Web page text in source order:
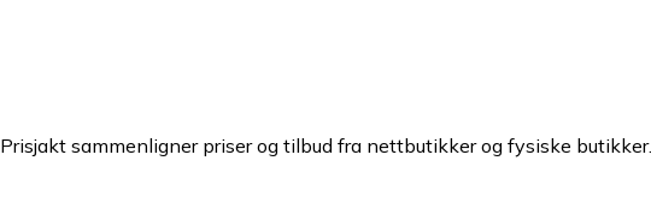
Prisjakt sammenligner priser og tilbud fra nettbutikker og fysiske butikker.